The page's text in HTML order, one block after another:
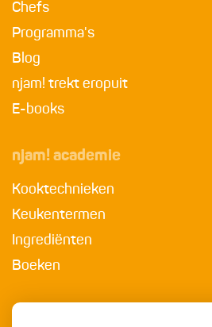
Chefs
Programma's
Blog
njam! trekt eropuit
E-books
njam! academie
Kooktechnieken
Keukentermen
Ingrediënten
Boeken